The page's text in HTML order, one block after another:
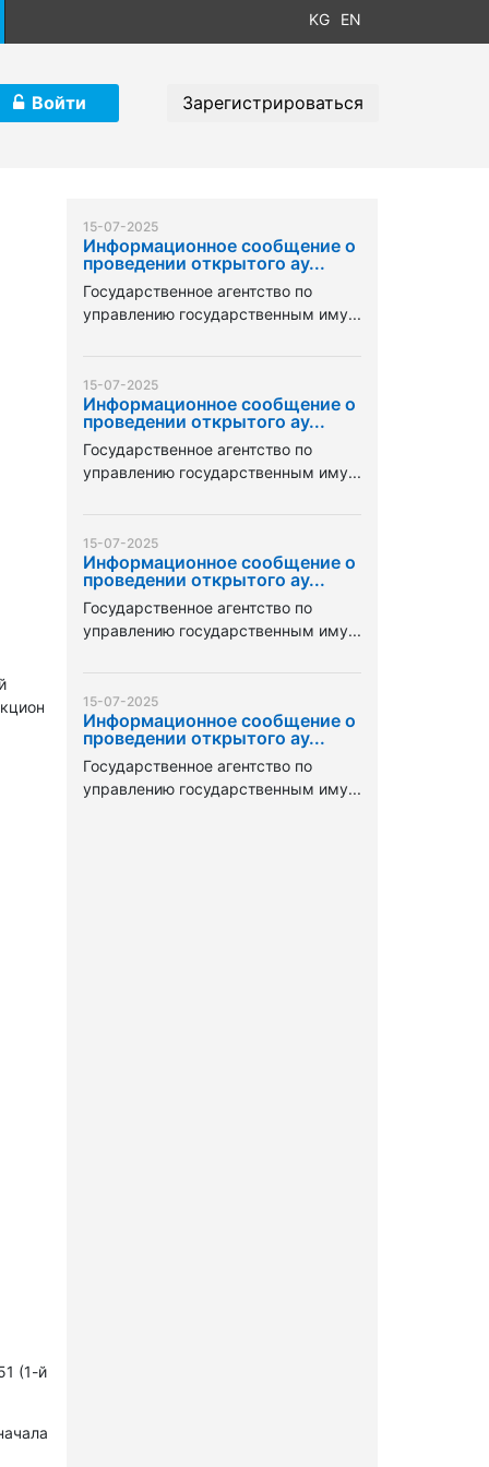
KG EN
Войти Зарегистрироваться
(1-й
15-07-2025
Информационное сообщение о
проведении открытого ау...
Государственное агентство по
управлению государственным иму...
15-07-2025
Информационное сообщение о
проведении открытого ау...
Государственное агентство по
управлению государственным иму...
15-07-2025
Информационное сообщение о
проведении открытого ау...
Государственное агентство по
управлению государственным иму...
15-07-2025
Информационное сообщение о
проведении открытого ау...
Государственное агентство по
управлению государственным иму...